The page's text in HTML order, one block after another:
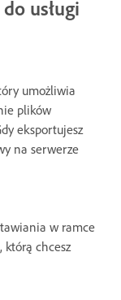
usługi
umożliwia
plików
eksportujesz
na serwerze
w ramce
którą chcesz